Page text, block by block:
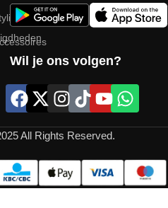
Wil je ons volgen?
All Rights Reserved.